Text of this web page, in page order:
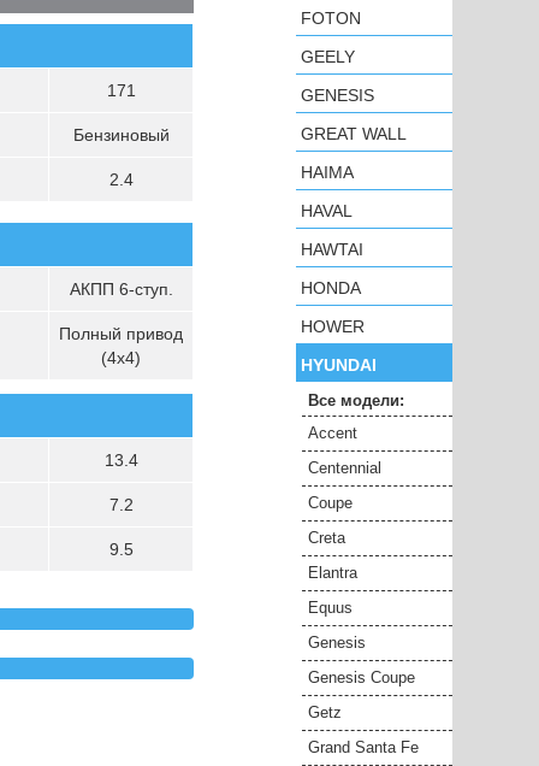
171
Бензиновый
2.4
АКПП 6-ступ.
Полный привод
(4х4)
13.4
7.2
9.5
FOTON
GEELY
GENESIS
GREAT WALL
HAIMA
HAVAL
HAWTAI
HONDA
HOWER
HYUNDAI
Все модели:
Accent
Centennial
Coupe
Creta
Elantra
Equus
Genesis
Genesis Coupe
Getz
Grand Santa Fe